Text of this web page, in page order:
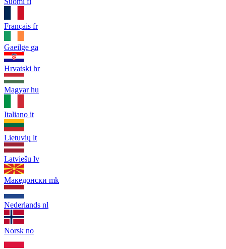
Français fr
Gaeilge ga
Hrvatski hr
Magyar hu
Italiano it
Lietuvių lt
Latviešu lv
Македонски mk
Nederlands nl
Norsk no